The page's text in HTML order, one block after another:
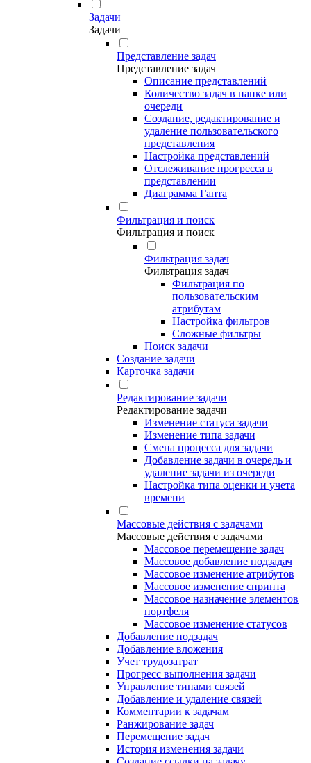
Задачи
Задачи
Представление задач
Представление задач
Описание представлений
Количество задач в папке или
очереди
Создание, редактирование и
удаление пользовательского
представления
Настройка представлений
Отслеживание прогресса в
представлении
Диаграмма Ганта
Фильтрация и поиск
Фильтрация и поиск
Фильтрация задач
Фильтрация задач
Фильтрация по
пользовательским
атрибутам
Настройка фильтров
Сложные фильтры
Поиск задачи
Создание задачи
Карточка задачи
Редактирование задачи
Редактирование задачи
Изменение статуса задачи
Изменение типа задачи
Смена процесса для задачи
Добавление задачи в очередь и
удаление задачи из очереди
Настройка типа оценки и учета
времени
Массовые действия с задачами
Массовые действия с задачами
Массовое перемещение задач
Массовое добавление подзадач
Массовое изменение атрибутов
Массовое изменение спринта
Массовое назначение элементов
портфеля
Массовое изменение статусов
Добавление подзадач
Добавление вложения
Учет трудозатрат
Прогресс выполнения задачи
Управление типами связей
Добавление и удаление связей
Комментарии к задачам
Ранжирование задач
Перемещение задач
История изменения задачи